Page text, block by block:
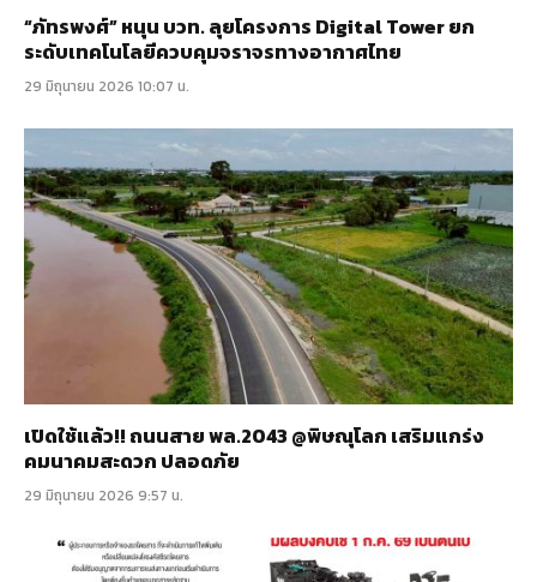
“ภัทรพงศ์” หนุน บวท. ลุยโครงการ Digital Tower ยก
ระดับเทคโนโลยีควบคุมจราจรทางอากาศไทย
29 มิถุนายน 2026 10:07 น.
เปิดใช้แล้ว!! ถนนสาย พล.2043 @พิษณุโลก เสริมแกร่ง
คมนาคมสะดวก ปลอดภัย
29 มิถุนายน 2026 9:57 น.